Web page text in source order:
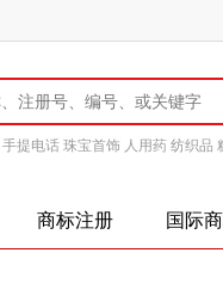
手提电话 珠宝首饰 人用药 纺织品
商标注册 国际